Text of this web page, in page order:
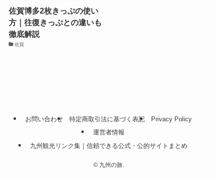
佐賀博多2枚きっぷの使い
方｜往復きっぷとの違いも
徹底解説
佐賀
お問い合わせ 特定商取引法に基づく表記
Privacy Policy
運営者情報
九州観光リンク集｜信頼できる公式・公的サイトまとめ
©九州の旅.